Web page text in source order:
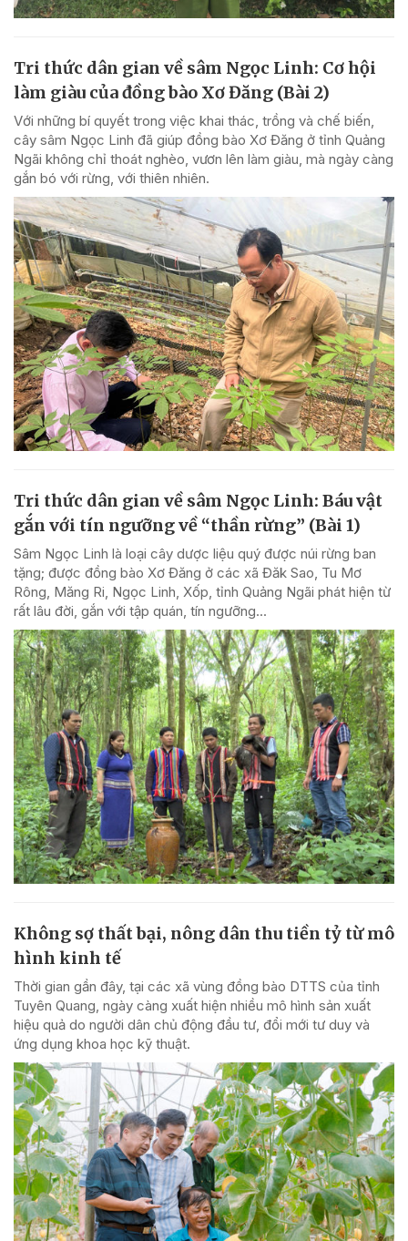
Tri thức dân gian về sâm Ngọc Linh: Cơ hội
làm giàu của đồng bào Xơ Đăng (Bài 2)
Với những bí quyết trong việc khai thác, trồng và chế biến,
cây sâm Ngọc Linh đã giúp đồng bào Xơ Đăng ở tỉnh Quảng
Ngãi không chỉ thoát nghèo, vươn lên làm giàu, mà ngày càng
gắn bó với rừng, với thiên nhiên.
Tri thức dân gian về sâm Ngọc Linh: Báu vật
gắn với tín ngưỡng về “thần rừng” (Bài 1)
Sâm Ngọc Linh là loại cây dược liệu quý được núi rừng ban
tặng; được đồng bào Xơ Đăng ở các xã Đăk Sao, Tu Mơ
Rông, Măng Ri, Ngọc Linh, Xốp, tỉnh Quảng Ngãi phát hiện từ
rất lâu đời, gắn với tập quán, tín ngưỡng...
Không sợ thất bại, nông dân thu tiền tỷ từ mô
hình kinh tế
Thời gian gần đây, tại các xã vùng đồng bào DTTS của tỉnh
Tuyên Quang, ngày càng xuất hiện nhiều mô hình sản xuất
hiệu quả do người dân chủ động đầu tư, đổi mới tư duy và
ứng dụng khoa học kỹ thuật.